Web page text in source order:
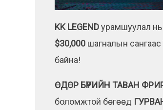
KK LEGENDурамшуулал
$30,000 шагналын сангаас
байна!
ӨДӨР БҮРИЙН ТАВАН
боломжтой бөгөөд